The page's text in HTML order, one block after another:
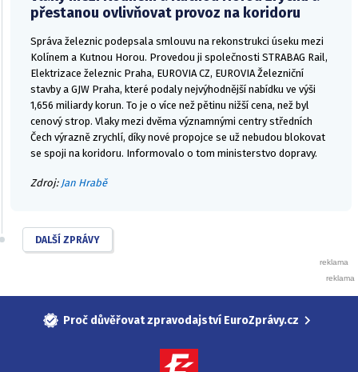
přestanou ovlivňovat provoz na koridoru
Správa železnic podepsala smlouvu na rekonstrukci úseku mezi
Kolínem a Kutnou Horou. Provedou ji společnosti STRABAG Rail,
Elektrizace železnic Praha, EUROVIA CZ, EUROVIA Železniční
stavby a GJW Praha, které podaly nejvýhodnější nabídku ve výši
1,656 miliardy korun. To je o více než pětinu nižší cena, než byl
cenový strop. Vlaky mezi dvěma významnými centry středních
Čech výrazně zrychlí, díky nové propojce se už nebudou blokovat
se spoji na koridoru. Informovalo o tom ministerstvo dopravy.
Zdroj: Jan Hrabě
DALŠÍ ZPRÁVY
Proč důvěřovat zpravodajství EuroZprávy.cz